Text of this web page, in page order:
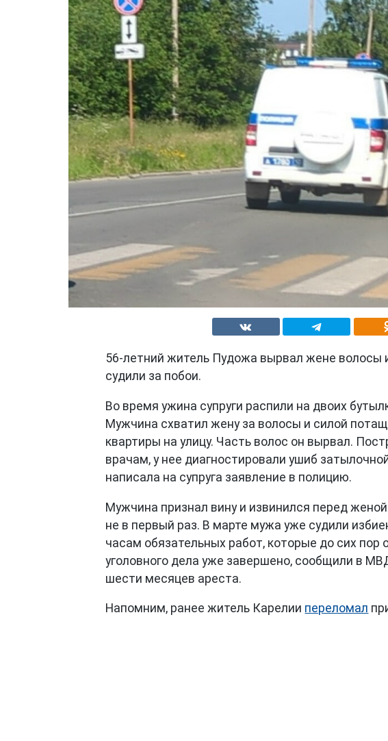
56-летний житель Пудожа вырвал жене волосы
судили за побои.
Во время ужина супруги распили на двоих
Мужчина схватил жену за волосы и силой
квартиры на улицу. Часть волос он вырвал.
врачам, у нее диагностировали ушиб
написала на супруга заявление в полицию.
Мужчина признал вину и извинился перед
не в первый раз. В марте мужа уже судили
часам обязательных работ, которые до сих пор
уголовного дела уже завершено, сообщили в
шести месяцев ареста.
Напомним, ранее житель Карелии переломал